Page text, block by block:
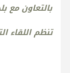
بالتعاون مع
تنظم اللقاء